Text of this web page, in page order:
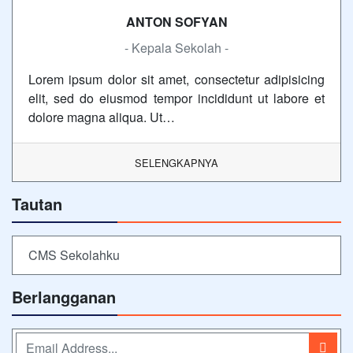
ANTON SOFYAN
- Kepala Sekolah -
Lorem ipsum dolor sit amet, consectetur adipisicing
elit, sed do eiusmod tempor incididunt ut labore et
dolore magna aliqua. Ut…
SELENGKAPNYA
Tautan
CMS Sekolahku
Berlangganan